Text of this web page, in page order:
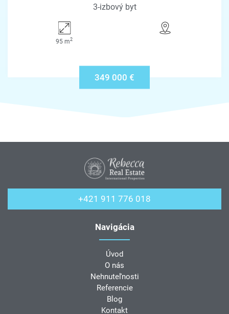
3-izbový byt
95 m2
349 000 €
+421 911 776 018
Navigácia
Úvod
O nás
Nehnuteľnosti
Referencie
Blog
Kontakt